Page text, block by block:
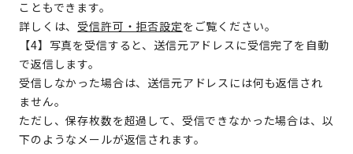
こともできます。
詳しくは、 受信許可・拒否設定をご覧ください。
【4】写真を受信すると、送信元アドレスに受信完了を自動
で返信します。
受信しなかった場合は、送信元アドレスには何も返信され
ません。
ただし、保存枚数を超過して、受信できなかった場合は、以
下のようなメールが返信されます。